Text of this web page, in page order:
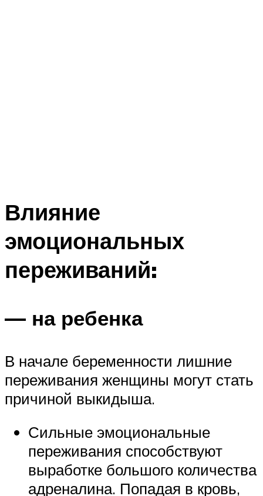
Влияние
эмоциональных
переживаний:
— на ребенка
В начале беременности лишние
переживания женщины могут стать
причиной выкидыша.
Сильные эмоциональные
переживания способствуют
выработке большого количества
адреналина. Попадая в кровь,